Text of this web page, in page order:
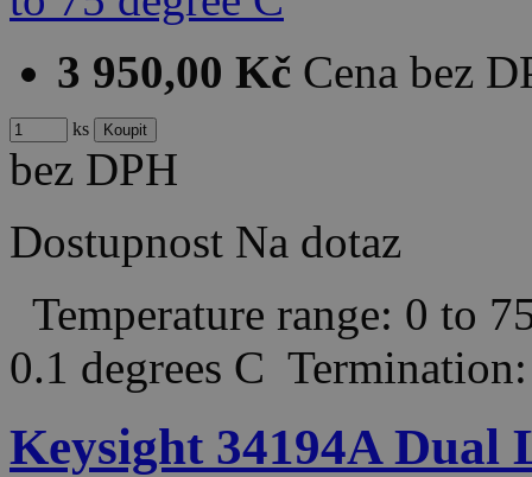
3 950,00 Kč Cena bez
ks
bez DPH
Dostupnost Na dotaz
Temperature range: 0 to
0.1 degrees C
Keysight 34194A